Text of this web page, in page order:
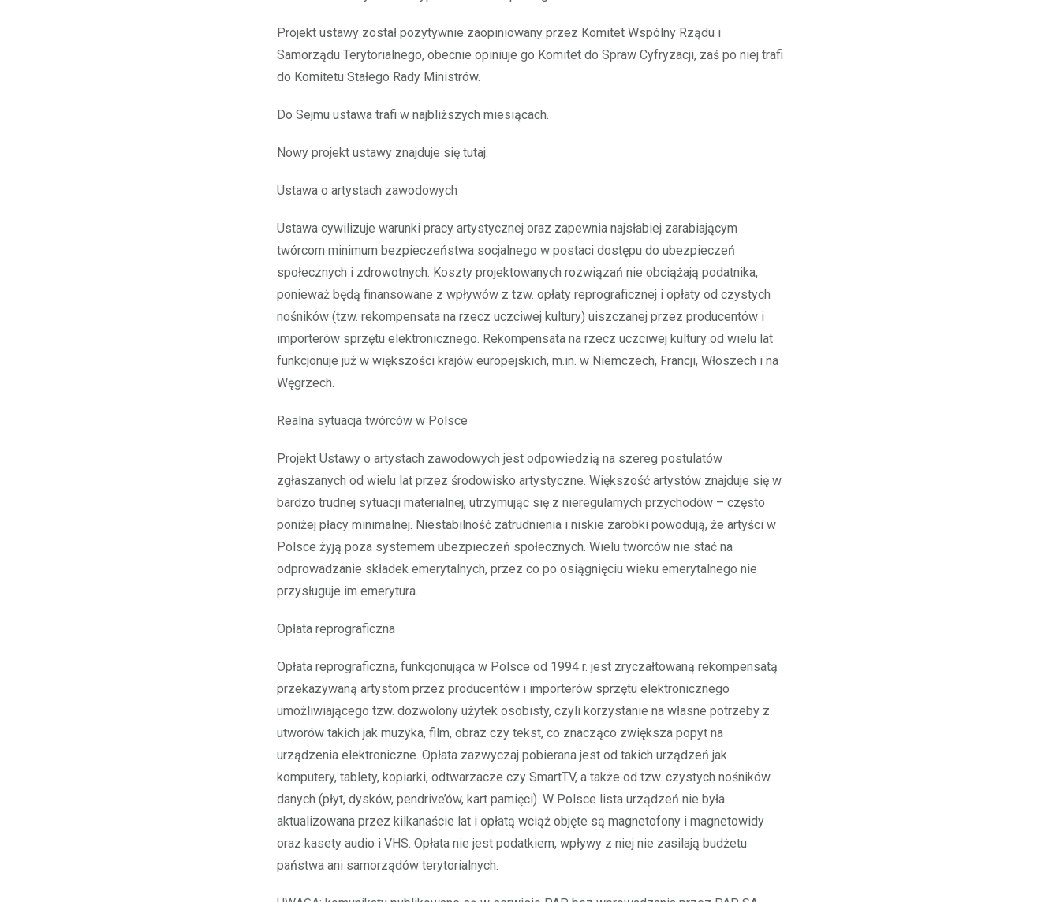
Projekt ustawy został pozytywnie zaopiniowany przez Komitet Wspólny Rządu i
Samorządu Terytorialnego, obecnie opiniuje go Komitet do Spraw Cyfryzacji, zaś po niej trafi
do Komitetu Stałego Rady Ministrów.
Do Sejmu ustawa trafi w najbliższych miesiącach.
Nowy projekt ustawy znajduje się tutaj.
Ustawa o artystach zawodowych
Ustawa cywilizuje warunki pracy artystycznej oraz zapewnia najsłabiej zarabiającym
twórcom minimum bezpieczeństwa socjalnego w postaci dostępu do ubezpieczeń
społecznych i zdrowotnych. Koszty projektowanych rozwiązań nie obciążają podatnika,
ponieważ będą finansowane z wpływów z tzw. opłaty reprograficznej i opłaty od czystych
nośników (tzw. rekompensata na rzecz uczciwej kultury) uiszczanej przez producentów i
importerów sprzętu elektronicznego. Rekompensata na rzecz uczciwej kultury od wielu lat
funkcjonuje już w większości krajów europejskich, m.in. w Niemczech, Francji, Włoszech i na
Węgrzech.
Realna sytuacja twórców w Polsce
Projekt Ustawy o artystach zawodowych jest odpowiedzią na szereg postulatów
zgłaszanych od wielu lat przez środowisko artystyczne. Większość artystów znajduje się w
bardzo trudnej sytuacji materialnej, utrzymując się z nieregularnych przychodów – często
poniżej płacy minimalnej. Niestabilność zatrudnienia i niskie zarobki powodują, że artyści w
Polsce żyją poza systemem ubezpieczeń społecznych. Wielu twórców nie stać na
odprowadzanie składek emerytalnych, przez co po osiągnięciu wieku emerytalnego nie
przysługuje im emerytura.
Opłata reprograficzna
Opłata reprograficzna, funkcjonująca w Polsce od 1994 r. jest zryczałtowaną rekompensatą
przekazywaną artystom przez producentów i importerów sprzętu elektronicznego
umożliwiającego tzw. dozwolony użytek osobisty, czyli korzystanie na własne potrzeby z
utworów takich jak muzyka, film, obraz czy tekst, co znacząco zwiększa popyt na
urządzenia elektroniczne. Opłata zazwyczaj pobierana jest od takich urządzeń jak
komputery, tablety, kopiarki, odtwarzacze czy SmartTV, a także od tzw. czystych nośników
danych (płyt, dysków, pendrive’ów, kart pamięci). W Polsce lista urządzeń nie była
aktualizowana przez kilkanaście lat i opłatą wciąż objęte są magnetofony i magnetowidy
oraz kasety audio i VHS. Opłata nie jest podatkiem, wpływy z niej nie zasilają budżetu
państwa ani samorządów terytorialnych.